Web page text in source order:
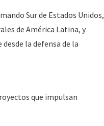
Sur de Estados Unidos,
de América Latina, y
la defensa de la
que impulsan